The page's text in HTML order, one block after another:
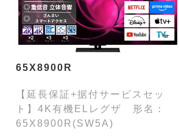
65X8900R
【延長保証+据付サービスセッ
ト】4K有機ELレグザ 形名：
65X8900R(SW5A)